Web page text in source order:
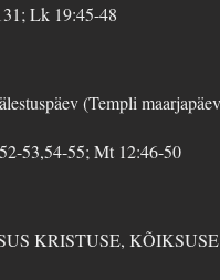
Lk 19:45-48
(Templi
53,54-55; Mt 12:46-50
KRISTUSE, KÕIKSUSE